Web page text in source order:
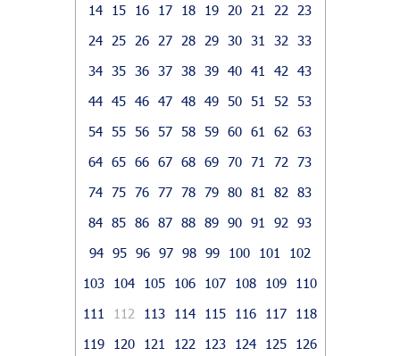
14
15 16 17 18 19 20 21 22
23
24
25 26 27 28 29 30 31 32
33
34 35 36 37 38 39 40 41 42
43
44 45 46 47 48 49 50 51 52
53
54 55 56 57 58 59 60 61 62
63
64 65 66 67 68 69 70 71 72
73
74 75 76 77 78 79 80 81 82
83
84 85 86 87 88 89 90 91 92
93
94 95 96 97 98 99 100 101
102
103
104 105 106 107 108 109
110
111
112 113 114 115 116 117
118
119
120 121 122 123 124 125
126